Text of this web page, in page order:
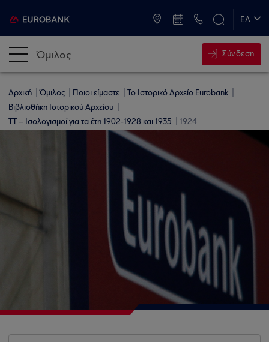
ΕΛ
Όμιλος Σύνδεση
Αρχική Όμιλος Ποιοι είμαστε
Το Ιστορικό Αρχείο Eurobank
Βιβλιοθήκη Ιστορικού Αρχείου
ΤΤ – Ισολογισμοί για τα έτη 1902-1928 και 1935
1924